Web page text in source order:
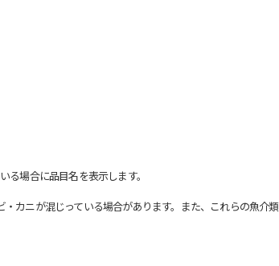
場合に品目名を表示します。
ニが混じっている場合があります。また、これらの魚介